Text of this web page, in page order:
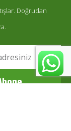
Doğrudan